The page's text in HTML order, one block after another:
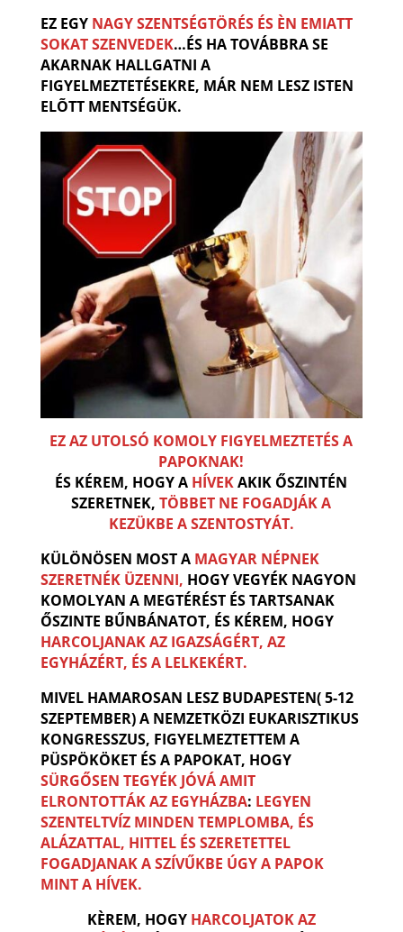
EZ EGY NAGY SZENTSÉGTÖRÉS ÉS ÈN EMIATT
SOKAT SZENVEDEK…ÉS HA TOVÁBBRA SE
AKARNAK HALLGATNI A
FIGYELMEZTETÉSEKRE, MÁR NEM LESZ ISTEN
ELÕTT MENTSÉGÜK.
EZ AZ UTOLSÓ KOMOLY FIGYELMEZTETÉS A
PAPOKNAK!
ÉS KÉREM, HOGY A HÍVEKAKIK ŐSZINTÉN
SZERETNEK,TÖBBET NE FOGADJÁK A
KEZÜKBE A SZENTOSTYÁT.
KÜLÖNÖSEN MOST A MAGYAR NÉPNEK
SZERETNÉK ÜZENNI, HOGY VEGYÉK NAGYON
KOMOLYAN A MEGTÉRÉST ÉS TARTSANAK
ŐSZINTE BŰNBÁNATOT, ÉS KÉREM, HOGY
HARCOLJANAK AZ IGAZSÁGÉRT, AZ
EGYHÁZÉRT, ÉS A LELKEKÉRT.
MIVEL HAMAROSAN LESZ BUDAPESTEN( 5-12
SZEPTEMBER) A NEMZETKÖZI EUKARISZTIKUS
KONGRESSZUS, FIGYELMEZTETTEM A
PÜSPÖKÖKET ÉS A PAPOKAT, HOGY
SÜRGŐSEN TEGYÉK JÓVÁ AMIT
ELRONTOTTÁK AZ EGYHÁZBA: LEGYEN
SZENTELTVÍZ MINDEN TEMPLOMBA, ÉS
ALÁZATTAL, HITTEL ÉS SZERETETTEL
FOGADJANAK A SZÍVŰKBE ÚGY A PAPOK
MINT A HÍVEK.
KÈREM, HOGY HARCOLJATOK AZ